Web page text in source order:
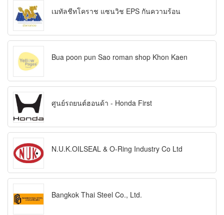
เมทัลชีทโคราช แซนวิช EPS กันความร้อน
Bua poon pun Sao roman shop Khon Kaen
ศูนย์รถยนต์ฮอนด้า - Honda First
N.U.K.OILSEAL & O-Ring Industry Co Ltd
Bangkok Thai Steel Co., Ltd.